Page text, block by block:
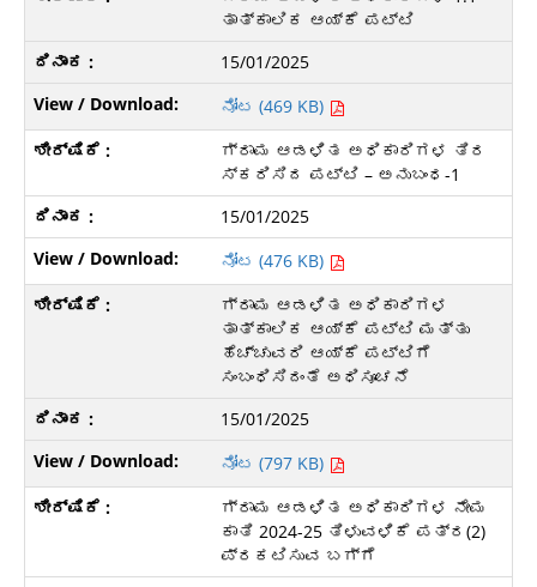
ತಾತ್ಕಾಲಿಕ ಆಯ್ಕೆ ಪಟ್ಟಿ
15/01/2025
ನೋಟ (469 KB)
ಗ್ರಾಮ ಆಡಳಿತ ಅಧಿಕಾರಿಗಳ ತಿರ
ಸ್ಕರಿಸಿದ ಪಟ್ಟಿ – ಅನುಬಂಧ-1
15/01/2025
ನೋಟ (476 KB)
ಗ್ರಾಮ ಆಡಳಿತ ಅಧಿಕಾರಿಗಳ
ತಾತ್ಕಾಲಿಕ ಆಯ್ಕೆ ಪಟ್ಟಿ ಮತ್ತು
ಹೆಚ್ಚುವರಿ ಆಯ್ಕೆ ಪಟ್ಟಿಗೆ
ಸಂಬಂಧಿಸಿದಂತೆ ಅಧಿಸೂಚನೆ
15/01/2025
ನೋಟ (797 KB)
ಗ್ರಾಮ ಆಡಳಿತ ಅಧಿಕಾರಿಗಳ ನೇಮ
ಕಾತಿ 2024-25 ತಿಳುವಳಿಕೆ ಪತ್ರ(2)
ಪ್ರಕಟಿಸುವ ಬಗ್ಗೆ